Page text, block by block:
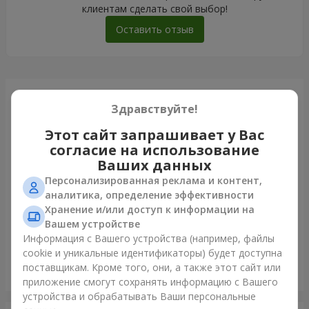
клиентам сделать свой выбор!
Оставить отзыв
Только что доставили
Букет "Piedmont"
Киев
Здравствуйте!
Этот сайт запрашивает у Вас
согласие на использование
Ваших данных
Персонализированная реклама и контент,
аналитика, определение эффективности
Хранение и/или доступ к информации на
Вашем устройстве
Информация с Вашего устройства (например, файлы
cookie и уникальные идентификаторы) будет доступна
поставщикам. Кроме того, они, а также этот сайт или
приложение смогут сохранять информацию с Вашего
устройства и обрабатывать Ваши персональные